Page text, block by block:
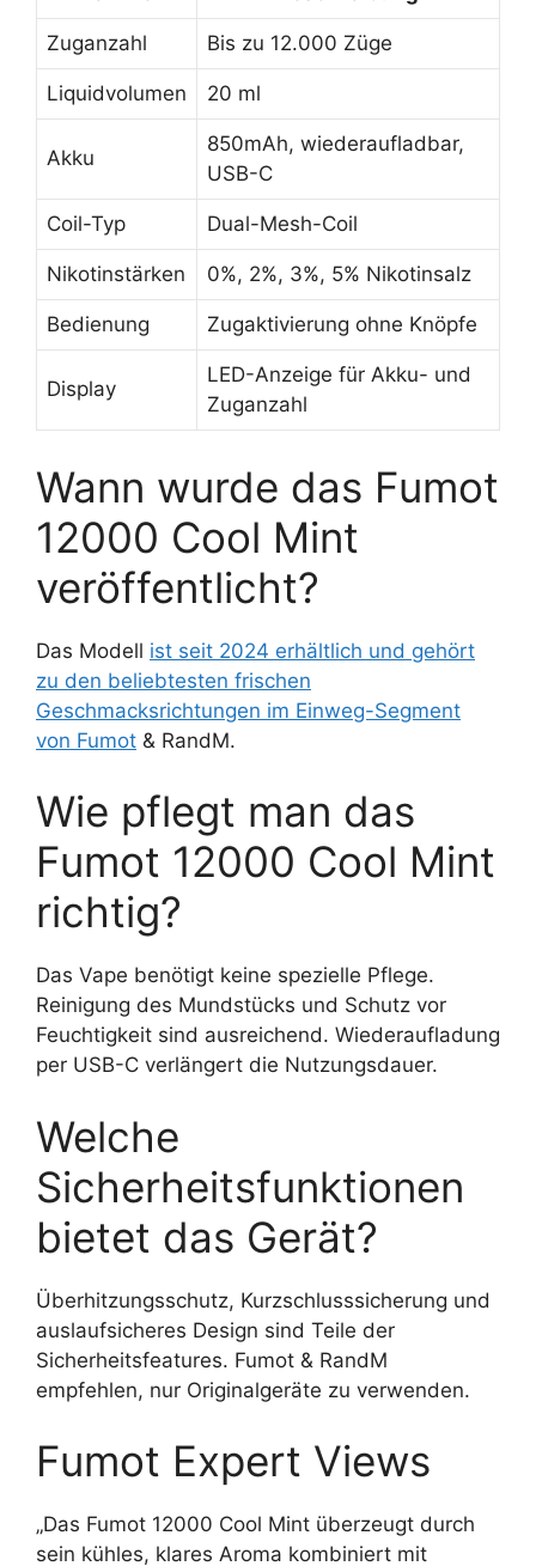
Zuganzahl Bis zu 12.000 Züge
Liquidvolumen 20 ml
Akku
850mAh, wiederaufladbar,
USB-C
Coil-Typ Dual-Mesh-Coil
Nikotinstärken 0%, 2%, 3%, 5% Nikotinsalz
Bedienung Zugaktivierung ohne Knöpfe
Display
LED-Anzeige für Akku- und
Zuganzahl
Wann wurde das Fumot
12000 Cool Mint
veröffentlicht?
Das Modell ist seit 2024 erhältlich und gehört
zu den beliebtesten frischen
Geschmacksrichtungen im Einweg-Segment
von Fumot & RandM.
Wie pflegt man das
Fumot 12000 Cool Mint
richtig?
Das Vape benötigt keine spezielle Pflege.
Reinigung des Mundstücks und Schutz vor
Feuchtigkeit sind ausreichend. Wiederaufladung
per USB-C verlängert die Nutzungsdauer.
Welche
Sicherheitsfunktionen
bietet das Gerät?
Überhitzungsschutz, Kurzschlusssicherung und
auslaufsicheres Design sind Teile der
Sicherheitsfeatures. Fumot & RandM
empfehlen, nur Originalgeräte zu verwenden.
Fumot Expert Views
„Das Fumot 12000 Cool Mint überzeugt durch
sein kühles, klares Aroma kombiniert mit